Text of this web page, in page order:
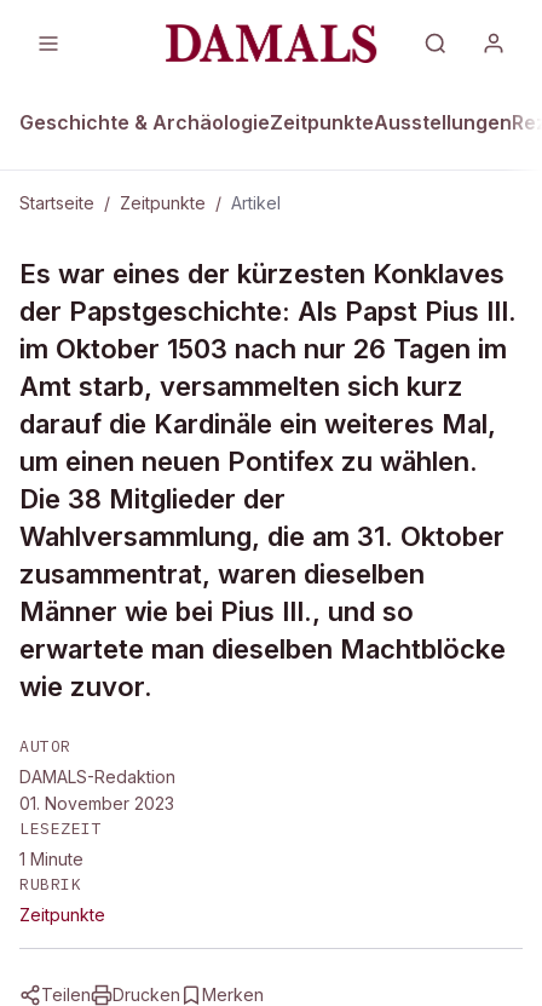
Geschichte & ArchäologieZeitpunkteAusstellungen
Startseite / Zeitpunkte / Artikel
Kunstsinniger Papst gewählt
Es war eines der kürzesten Konklaves
der Papstgeschichte: Als Papst Pius III.
im Oktober 1503 nach nur 26 Tagen im
Amt starb, versammelten sich kurz
darauf die Kardinäle ein weiteres Mal,
um einen neuen Pontifex zu wählen.
Die 38 Mitglieder der
Wahlversammlung, die am 31. Oktober
zusammentrat, waren dieselben
Männer wie bei Pius III., und so
erwartete man dieselben Machtblöcke
wie zuvor.
AUTOR
DAMALS-Redaktion
01. November 2023
LESEZEIT
1 Minute
RUBRIK
Zeitpunkte
Teilen Drucken Merken